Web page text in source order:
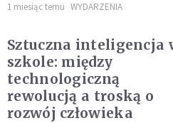
1 miesiąc temu WYDARZENIA
Sztuczna inteligencja
szkole: między
technologiczną
rewolucją a troską o
rozwój człowieka